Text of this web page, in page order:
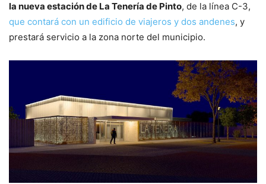
la nueva estación de La Tenería de Pinto, de la línea C-3,
que contará con un edificio de viajeros y dos andenes, y
prestará servicio a la zona norte del municipio.